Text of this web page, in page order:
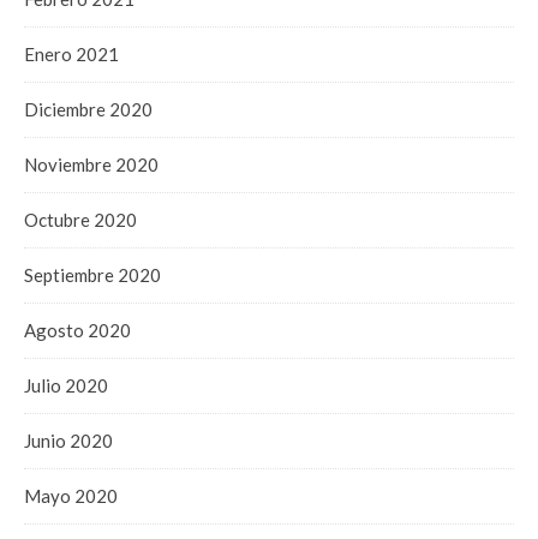
Enero 2021
Diciembre 2020
Noviembre 2020
Octubre 2020
Septiembre 2020
Agosto 2020
Julio 2020
Junio 2020
Mayo 2020